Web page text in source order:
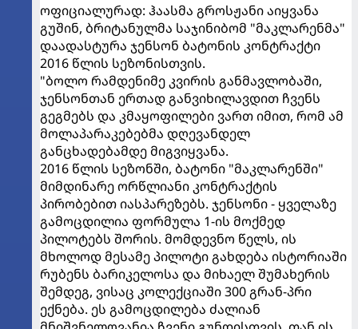
ოფიციალურად: ჰაასმა გროსჟანი აიყვანა
გუშინ, ბრიტანულმა საჯინიბომ "მაკლარენმა"
დაადასტურა ჯენსონ ბატონის კონტრაქტი
2016 წლის სეზონისთვის.
"ბოლო რამდენიმე კვირის განმავლობაში,
ჯენსონთან ერთად განვიხილავდით ჩვენს
გეგმებს და კმაყოფილები ვართ იმით, რომ ამ
მოლაპარაკებებმა დღევანდელ
განცხადებამდე მიგვიყვანა.
2016 წლის სეზონში, ბატონი "მაკლარენში"
მიმდინარე ორწლიანი კონტრაქტის
პირობებით იასპარეზებს. ჯენსონი - ყველაზე
გამოცდილია ფორმულა 1-ის მოქმედ
პილოტებს შორის. მომდევნო წელს, ის
მხოლოდ მესამე პილოტი გახდება ისტორიაში
რუბენს ბარიკელოსა და მიხაელ შუმახერის
შემდეგ, ვისაც კოლექციაში 300 გრან-პრი
ექნება. ეს გამოცდილება ძალიან